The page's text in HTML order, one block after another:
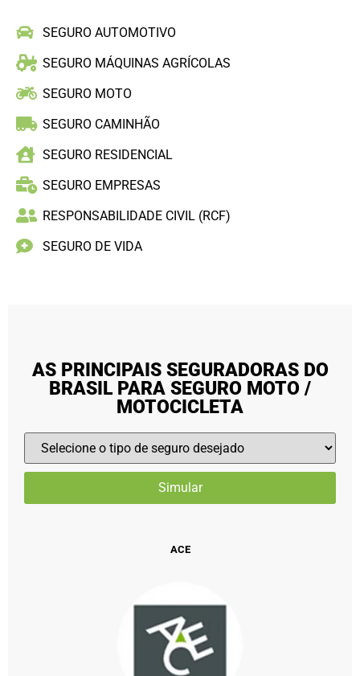
SEGURO AUTOMOTIVO
SEGURO MÁQUINAS AGRÍCOLAS
SEGURO MOTO
SEGURO CAMINHÃO
SEGURO RESIDENCIAL
SEGURO EMPRESAS
RESPONSABILIDADE CIVIL (RCF)
SEGURO DE VIDA
AS PRINCIPAIS SEGURADORAS DO
BRASIL PARA SEGURO MOTO /
MOTOCICLETA
ACE